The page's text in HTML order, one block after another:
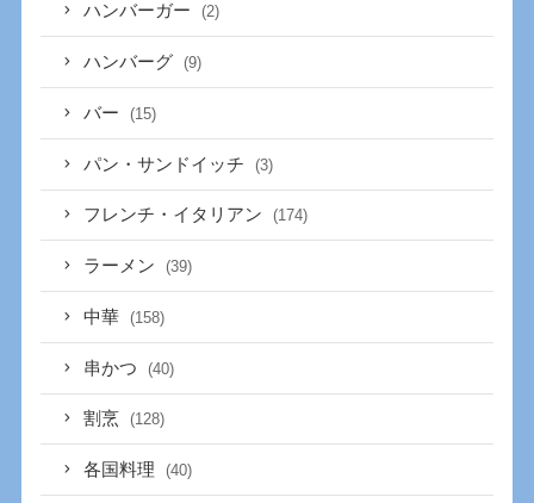
ハンバーガー (2)
ハンバーグ (9)
バー (15)
パン・サンドイッチ (3)
フレンチ・イタリアン (174)
ラーメン (39)
中華 (158)
串かつ (40)
割烹 (128)
各国料理 (40)